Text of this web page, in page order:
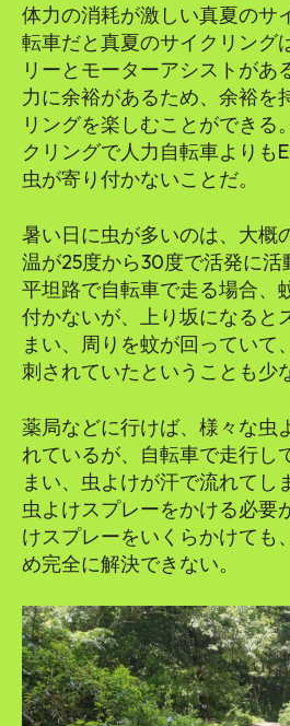
体力の消耗が激しい真夏のサ
転車だと真夏のサイクリング
リーとモーターアシストがあ
力に余裕があるため、余裕を
リングを楽しむことができる
クリングで人力自転車よりも
虫が寄り付かないことだ。
暑い日に虫が多いのは、大概
温が25度から30度で活発に
平坦路で自転車で走る場合、
付かないが、上り坂になると
まい、周りを蚊が回っていて
刺されていたということも少
薬局などに行けば、様々な虫
れているが、自転車で走行し
まい、虫よけが汗で流れてし
虫よけスプレーをかける必要
けスプレーをいくらかけても
め完全に解決できない。